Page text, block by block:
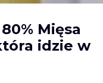
Mięsa
idzie w